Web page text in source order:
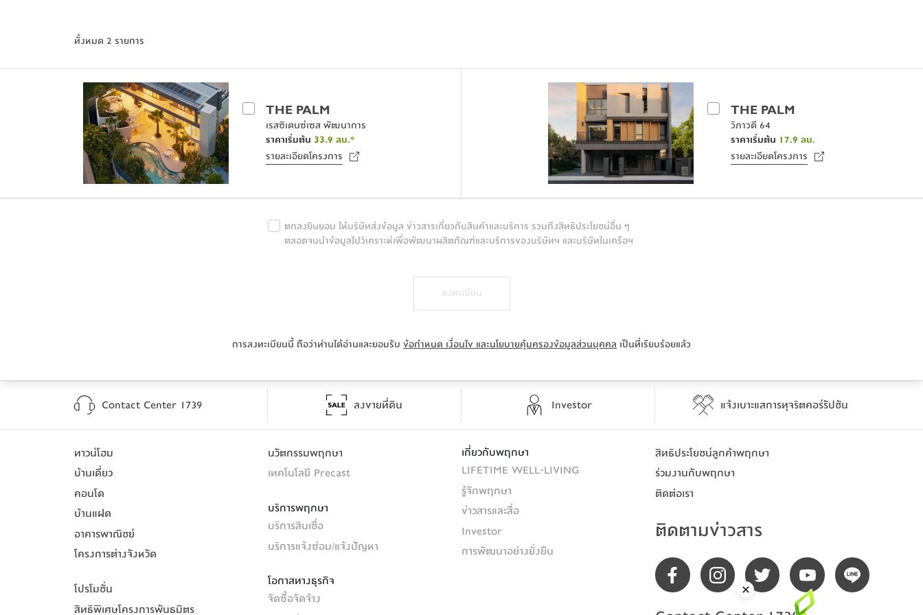
เท่ากับบ้านขนาดใหญ่ที่ใช้ที่ดินกว้างขวางกว่า ดังนี้
การจัดสรรห้องที่รองรับทุกความต้องการ:
อย่างเหมาะสม เพื่อความสะดวกสบายและเพียงพอต่อการใช้งานของสมาชิกทุกคนในครอบครัว
พื้นที่กิจกรรมอเนกประสงค์ มีพื้นที่เฉพาะสำหรับรองรับกิจกรรมที่หลากหลาย อาทิ ห้องทำงานที่แยกเป็น
สัดส่วน, ห้องออกกำลังกาย, หรือห้องพักผ่อน เพื่อให้การใช้ชีวิตเป็นไปตามความต้องการเฉพาะของผู้อยู่
อาศัย
แบ่งโซนที่พักอาศัยอย่างชัดเจน
โครงสร้างของบ้าน 3 ชั้นช่วยให้สามารถแบ่งพื้นที่การใช้งานออกเป็นโซนได้อย่างมีประสิทธิภาพสูงสุด ซึ่งเป็น
ออกแบบสำหรับกิจกรรมรวมของครอบครัว การต้อนรับแขก รวมถึงการจัดวาง ห้อง
มอบความเป็นส่วนตัวสูงสุด พร้อมสิ่งอำนวยความสะดวกครบครันเสมือนห้องเพนต์เฮาส์ส่วนตัว
เสริมความสะดวกด้วยลิฟต์ - ในบ้านแฝด 3 ชั้น หรือบ้านเดี่ยวระดับหรู มักมีการติดตั้งหรือเตรียมโครงสร้าง
ลิฟต์โดยสารส่วนตัว เพื่ออำนวยความสะดวกในการเข้าถึงทุกพื้นที่ของบ้านอย่างราบรื่น
การเลือก บ้าน 3 ชั้น จึงเป็นการตัดสินใจที่เฉียบขาดในการผสานทำเลที่มีมูลค่าสูงเข้ากับพื้นที่ใช้สอยที่หรูหรา
และตอบโจทย์การใช้ชีวิตร่วมกันของครอบครัวใหญ่ได้อย่างสมบูรณ์แบบ หรือหากต้องการพื้นที่ภายนอก
สำหรับทำกิจกรรมของครอบครัวมากขึ้น ก็สามารถซื้อบ้าน 100 ตารางวา
เท่ากับบ้านขนาดใหญ่ที่ใช้ที่ดินกว้างขวางกว่า ดังนี้
การจัดสรรห้องที่รองรับทุกความต้องการ:
อย่างเหมาะสม เพื่อความสะดวกสบายและเพียงพอต่อการใช้งานของสมาชิกทุกคนในครอบครัว
พื้นที่กิจกรรมอเนกประสงค์ มีพื้นที่เฉพาะสำหรับรองรับกิจกรรมที่หลากหลาย อาทิ ห้องทำงานที่แยกเป็น
สัดส่วน, ห้องออกกำลังกาย, หรือห้องพักผ่อน เพื่อให้การใช้ชีวิตเป็นไปตามความต้องการเฉพาะของผู้อยู่
อาศัย
แบ่งโซนที่พักอาศัยอย่างชัดเจน
โครงสร้างของบ้าน 3 ชั้นช่วยให้สามารถแบ่งพื้นที่การใช้งานออกเป็นโซนได้อย่างมีประสิทธิภาพสูงสุด ซึ่งเป็น
ออกแบบสำหรับกิจกรรมรวมของครอบครัว การต้อนรับแขก รวมถึงการจัดวาง ห้อง
มอบความเป็นส่วนตัวสูงสุด พร้อมสิ่งอำนวยความสะดวกครบครันเสมือนห้องเพนต์เฮาส์ส่วนตัว
เสริมความสะดวกด้วยลิฟต์ - ในบ้านแฝด 3 ชั้น หรือบ้านเดี่ยวระดับหรู มักมีการติดตั้งหรือเตรียมโครงสร้าง
ลิฟต์โดยสารส่วนตัว เพื่ออำนวยความสะดวกในการเข้าถึงทุกพื้นที่ของบ้านอย่างราบรื่น
การเลือก บ้าน 3 ชั้น จึงเป็นการตัดสินใจที่เฉียบขาดในการผสานทำเลที่มีมูลค่าสูงเข้ากับพื้นที่ใช้สอยที่หรูหรา
และตอบโจทย์การใช้ชีวิตร่วมกันของครอบครัวใหญ่ได้อย่างสมบูรณ์แบบ หรือหากต้องการพื้นที่ภายนอก
สำหรับทำกิจกรรมของครอบครัวมากขึ้น ก็สามารถซื้อบ้าน 100 ตารางวา
ทั้งหมด 2 รายการ
THE PALM
เรสซิเดนซ์เซส พัฒนาการ
ราคาเริ่มต้น 33.9 ลบ.*
รายละเอียดโครงการ
THE PALM
วิภาวดี 64
ราคาเริ่มต้น 17.9 ลบ.
รายละเอียดโครงการ
ตกลงยินยอม ให้บริษัทส่งข้อมูล ข่าวสารเกี่ยวกับสินค้าและบริการ รวมถึงสิทธิประโยชน์อื่น ๆ
ตลอดจนนำข้อมูลไปวิเคราะห์เพื่อพัฒนาผลิตภัณฑ์และบริการของบริษัทฯ และบริษัทในเครือฯ
ลงทะเบียน
การลงทะเบียนนี้ ถือว่าท่านได้อ่านและยอมรับ ข้อกำหนด เงื่อนไข และนโยบายคุ้มครองข้อมูลส่วนบุคคล เป็นที่เรียบร้อยแล้ว
Contact Center 1739 ลงขายที่ดิน Investor แจ้งเบาะแสการทุจริตคอร์รัปชัน
ทาวน์โฮม
บ้านเดี่ยว
คอนโด
บ้านแฝด
อาคารพาณิชย์
โครงการต่างจังหวัด
โปรโมชั่น
สิทธิพิเศษโครงการพันธมิตร
นวัตกรรมพฤกษา
เทคโนโลยี Precast
บริการพฤกษา
บริการสินเชื่อ
บริการแจ้งซ่อม/แจ้งปัญหา
โอกาสทางธุรกิจ
จัดซื้อจัดจ้าง
เกี่ยวกับพฤกษา
LIFETIME WELL-LIVING
รู้จักพฤกษา
ข่าวสารและสื่อ
Investor
การพัฒนาอย่างยั่งยืน
สิทธิประโยชน์​ลูกค้าพฤกษา
ร่วมงานกับพฤกษา
ติดต่อเรา
ติดตามข่าวสาร